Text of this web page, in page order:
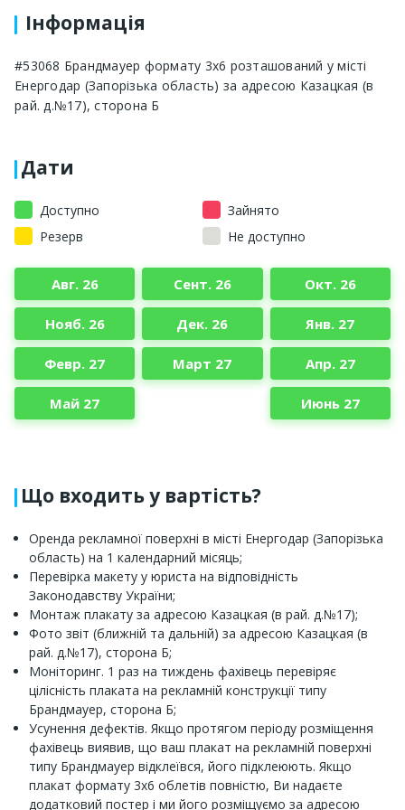
Інформація
#53068 Брандмауер формату 3х6 розташований у місті
Енергодар (Запорізька область) за адресою Казацкая (в
рай. д.№17), сторона Б
Дати
Доступно
Зайнято
Резерв
Не доступно
Авг. 26 Сент. 26 Окт. 26
Нояб. 26 Дек. 26 Янв. 27
Февр. 27 Март 27 Апр. 27
Май 27 Июнь 27
Що входить у вартість?
Оренда рекламної поверхні в місті Енергодар (Запорізька
область) на 1 календарний місяць;
Перевірка макету у юриста на відповідність
Законодавству України;
Монтаж плакату за адресою Казацкая (в рай. д.№17);
Фото звіт (ближній та дальній) за адресою Казацкая (в
рай. д.№17), сторона Б;
Моніторинг. 1 раз на тиждень фахівець перевіряє
цілісність плаката на рекламній конструкції типу
Брандмауер, сторона Б;
Усунення дефектів. Якщо протягом періоду розміщення
фахівець виявив, що ваш плакат на рекламній поверхні
типу Брандмауер відклеївся, його підклеюють. Якщо
плакат формату 3х6 облетів повністю, Ви надаєте
додатковий постер і ми його розміщуємо за адресою